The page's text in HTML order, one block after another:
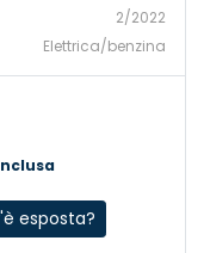
2/2022
Elettrica/benzina
esposta?